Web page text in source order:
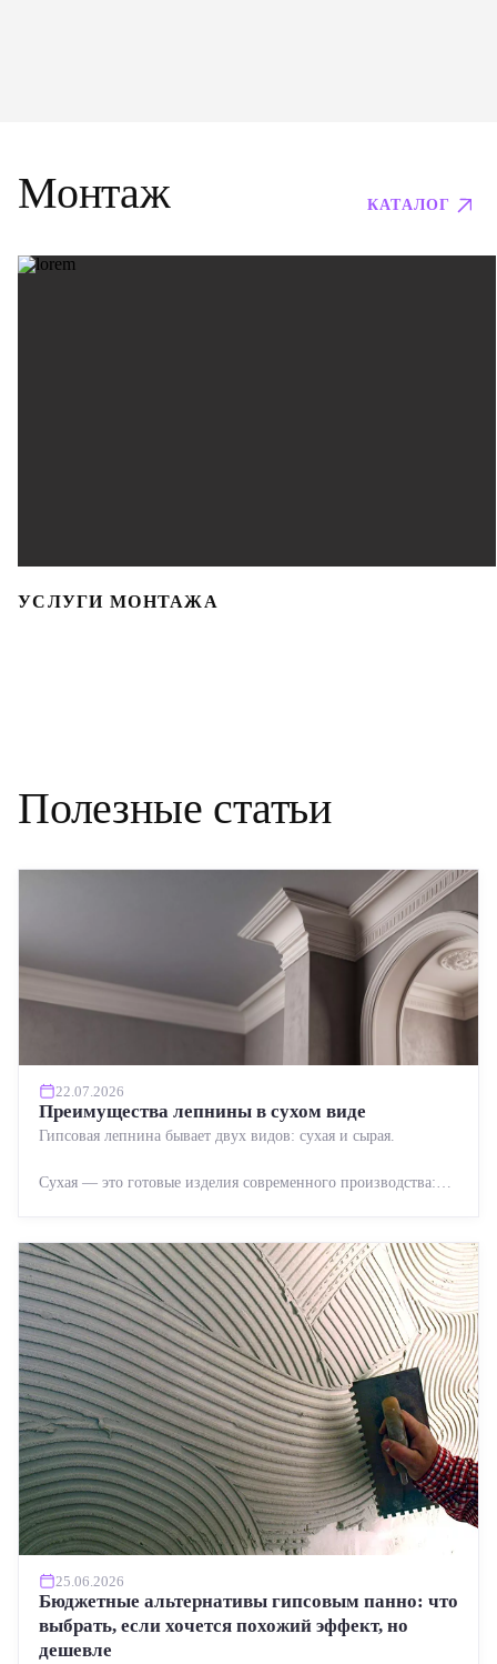
Монтаж КАТАЛОГ
УСЛУГИ МОНТАЖА
Полезные статьи
22.07.2026
Преимущества лепнины в сухом виде
Гипсовая лепнина бывает двух видов: сухая и сырая.
Сухая — это готовые изделия современного производства:
25.06.2026
Бюджетные альтернативы гипсовым панно: что
выбрать, если хочется похожий эффект, но
дешевле